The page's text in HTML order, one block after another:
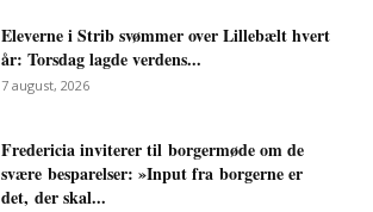
Eleverne i Strib svømmer over Lillebælt hvert
år: Torsdag lagde verdens...
7 august, 2026
Fredericia inviterer til borgermøde om de
svære besparelser: »Input fra borgerne er
det, der skal...